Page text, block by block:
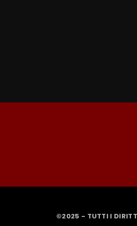
©2025 - TUTTI I